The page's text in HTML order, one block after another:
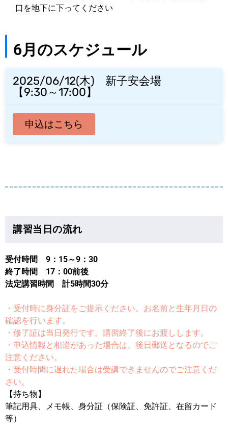
口を地下に下ってください
6月のスケジュール
2025/06/12(木) 新子安会場
【9:30～17:00】
申込はこちら
講習当日の流れ
受付時間 9：15～9：30
終了時間 17：00前後
法定講習時間 計5時間30分
・受付時に身分証をご提示ください。お名前と生年月日の
確認を行います。
・修了証は当日発行です。講習終了後にお渡しします。
・申込情報と相違があった場合は、後日郵送となるのでご
注意ください。
・受付時間に遅れた場合は受講できませんのでご注意くだ
さい。
【持ち物】
筆記用具、メモ帳、身分証（保険証、免許証、在留カード
等）